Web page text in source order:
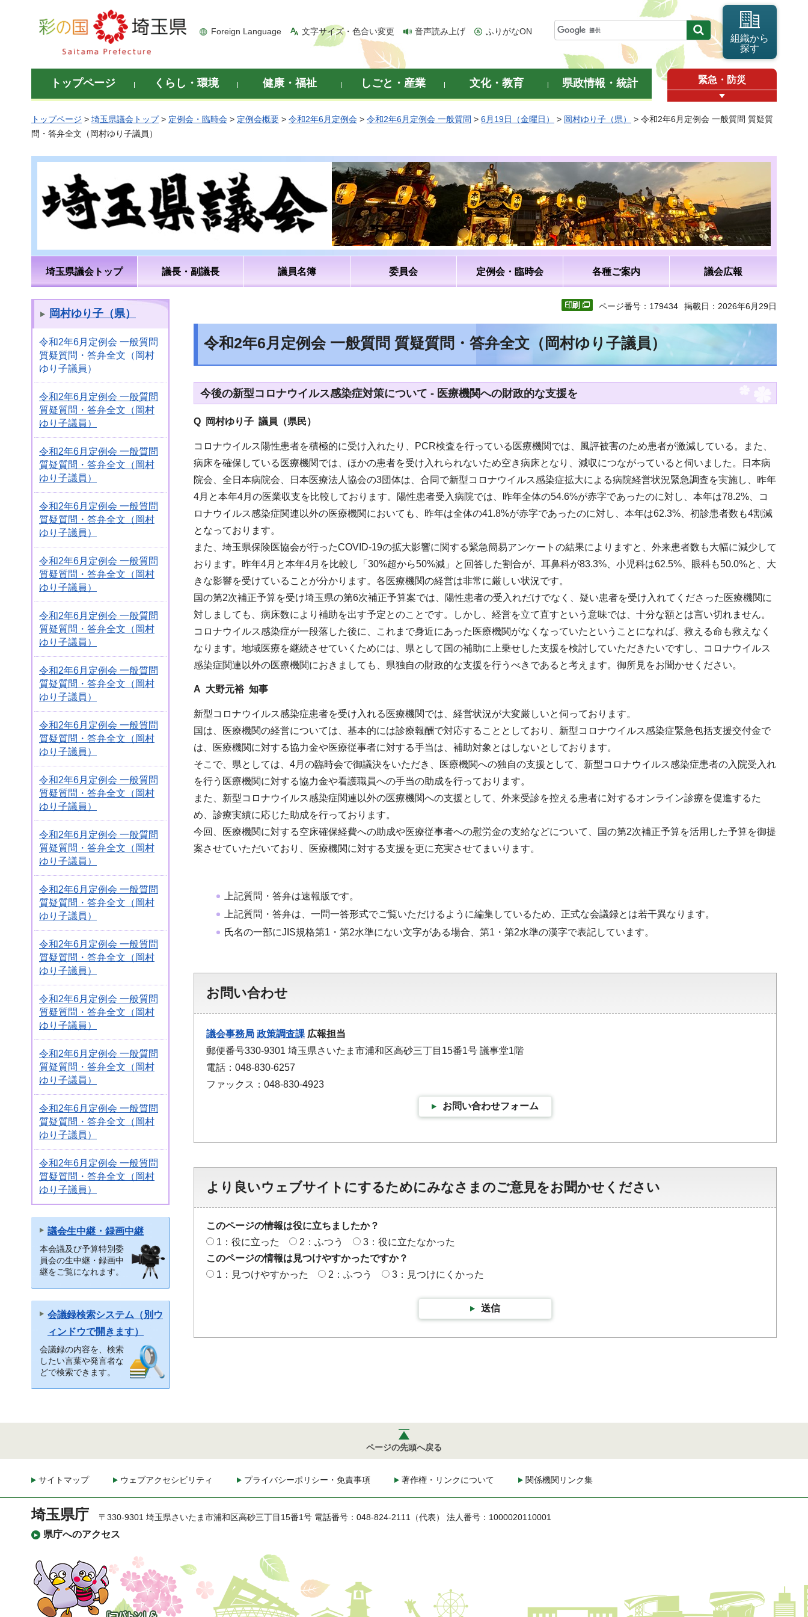
彩の国 埼玉県
Foreign Language 文字サイズ・色合い変更 音声読み上げ ふりがなON
組織から
探す
トップページ くらし・環境 健康・福祉 しごと・産業 文化・教育 県政情報・統計 緊急・防災
トップページ > 埼玉県議会トップ> 定例会・臨時会 > 定例会概要 > 令和2年6月定例会 > 令和2年6月定例会 一般質問 > 6月19日（金曜日） > 岡村ゆり子（県）
> 令和2年6月定例会 一般質問 質疑質
問・答弁全文（岡村ゆり子議員）
埼玉県議会トップ 議長・副議長 議員名簿 委員会 定例会・臨時会 各種ご案内 議会広報
岡村ゆり子（県）
令和2年6月定例会 一般質問
質疑質問・答弁全文（岡村
ゆり子議員）
令和2年6月定例会 一般質問
質疑質問・答弁全文（岡村
ゆり子議員）
令和2年6月定例会 一般質問
質疑質問・答弁全文（岡村
ゆり子議員）
令和2年6月定例会 一般質問
質疑質問・答弁全文（岡村
ゆり子議員）
令和2年6月定例会 一般質問
質疑質問・答弁全文（岡村
ゆり子議員）
令和2年6月定例会 一般質問
質疑質問・答弁全文（岡村
ゆり子議員）
令和2年6月定例会 一般質問
質疑質問・答弁全文（岡村
ゆり子議員）
令和2年6月定例会 一般質問
質疑質問・答弁全文（岡村
ゆり子議員）
令和2年6月定例会 一般質問
質疑質問・答弁全文（岡村
ゆり子議員）
令和2年6月定例会 一般質問
質疑質問・答弁全文（岡村
ゆり子議員）
令和2年6月定例会 一般質問
質疑質問・答弁全文（岡村
ゆり子議員）
令和2年6月定例会 一般質問
質疑質問・答弁全文（岡村
ゆり子議員）
令和2年6月定例会 一般質問
質疑質問・答弁全文（岡村
ゆり子議員）
令和2年6月定例会 一般質問
質疑質問・答弁全文（岡村
ゆり子議員）
令和2年6月定例会 一般質問
質疑質問・答弁全文（岡村
ゆり子議員）
令和2年6月定例会 一般質問
質疑質問・答弁全文（岡村
ゆり子議員）
議会生中継・録画中継
本会議及び予算特別委
員会の生中継・録画中
継をご覧になれます。
会議録検索システム（別ウ
ィンドウで開きます）
会議録の内容を、検索
したい言葉や発言者な
どで検索できます。
ページ番号：179434 掲載日：2026年6月29日
令和2年6月定例会 一般質問 質疑質問・答弁全文（岡村ゆり子議員）
今後の新型コロナウイルス感染症対策について - 医療機関への財政的な支援を
Q 岡村ゆり子 議員（県民）
コロナウイルス陽性患者を積極的に受け入れたり、PCR検査を行っている医療機関では、風評被害のため患者が激減している。また、
病床を確保している医療機関では、ほかの患者を受け入れられないため空き病床となり、減収につながっていると伺いました。日本病
院会、全日本病院会、日本医療法人協会の3団体は、合同で新型コロナウイルス感染症拡大による病院経営状況緊急調査を実施し、昨年
4月と本年4月の医業収支を比較しております。陽性患者受入病院では、昨年全体の54.6%が赤字であったのに対し、本年は78.2%、コ
ロナウイルス感染症関連以外の医療機関においても、昨年は全体の41.8%が赤字であったのに対し、本年は62.3%、初診患者数も4割減
となっております。
また、埼玉県保険医協会が行ったCOVID-19の拡大影響に関する緊急簡易アンケートの結果によりますと、外来患者数も大幅に減少して
おります。昨年4月と本年4月を比較し「30%超から50%減」と回答した割合が、耳鼻科が83.3%、小児科は62.5%、眼科も50.0%と、大
きな影響を受けていることが分かります。各医療機関の経営は非常に厳しい状況です。
国の第2次補正予算を受け埼玉県の第6次補正予算案では、陽性患者の受入れだけでなく、疑い患者を受け入れてくださった医療機関に
対しましても、病床数により補助を出す予定とのことです。しかし、経営を立て直すという意味では、十分な額とは言い切れません。
コロナウイルス感染症が一段落した後に、これまで身近にあった医療機関がなくなっていたということになれば、救える命も救えなく
なります。地域医療を継続させていくためには、県として国の補助に上乗せした支援を検討していただきたいですし、コロナウイルス
感染症関連以外の医療機関におきましても、県独自の財政的な支援を行うべきであると考えます。御所見をお聞かせください。
A 大野元裕 知事
新型コロナウイルス感染症患者を受け入れる医療機関では、経営状況が大変厳しいと伺っております。
国は、医療機関の経営については、基本的には診療報酬で対応することとしており、新型コロナウイルス感染症緊急包括支援交付金で
は、医療機関に対する協力金や医療従事者に対する手当は、補助対象とはしないとしております。
そこで、県としては、4月の臨時会で御議決をいただき、医療機関への独自の支援として、新型コロナウイルス感染症患者の入院受入れ
を行う医療機関に対する協力金や看護職員への手当の助成を行っております。
また、新型コロナウイルス感染症関連以外の医療機関への支援として、外来受診を控える患者に対するオンライン診療を促進するた
め、診療実績に応じた助成を行っております。
今回、医療機関に対する空床確保経費への助成や医療従事者への慰労金の支給などについて、国の第2次補正予算を活用した予算を御提
案させていただいており、医療機関に対する支援を更に充実させてまいります。
上記質問・答弁は速報版です。
上記質問・答弁は、一問一答形式でご覧いただけるように編集しているため、正式な会議録とは若干異なります。
氏名の一部にJIS規格第1・第2水準にない文字がある場合、第1・第2水準の漢字で表記しています。
お問い合わせ
議会事務局 政策調査課 広報担当
郵便番号330-9301 埼玉県さいたま市浦和区高砂三丁目15番1号 議事堂1階
電話：048-830-6257
ファックス：048-830-4923
お問い合わせフォーム
より良いウェブサイトにするためにみなさまのご意見をお聞かせください
このページの情報は役に立ちましたか？
1：役に立った
2：ふつう
3：役に立たなかった
このページの情報は見つけやすかったですか？
1：見つけやすかった
2：ふつう 3：見つけにくかった
送信
ページの先頭へ戻る
サイトマップ ウェブアクセシビリティ プライバシーポリシー・免責事項 著作権・リンクについて 関係機関リンク集
埼玉県庁
県庁へのアクセス
〒330-9301 埼玉県さいたま市浦和区高砂三丁目15番1号 電話番号：048-824-2111（代表） 法人番号：1000020110001